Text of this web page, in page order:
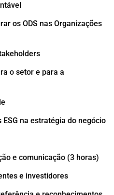
os ODS nas Organizações
o setor e para a
ESG na estratégia do negócio
e comunicação (3 horas)
e investidores